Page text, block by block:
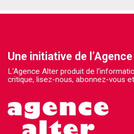
Une initiative de
L'Agence Alter produit de
critique, lisez-nous, abonnez-vous